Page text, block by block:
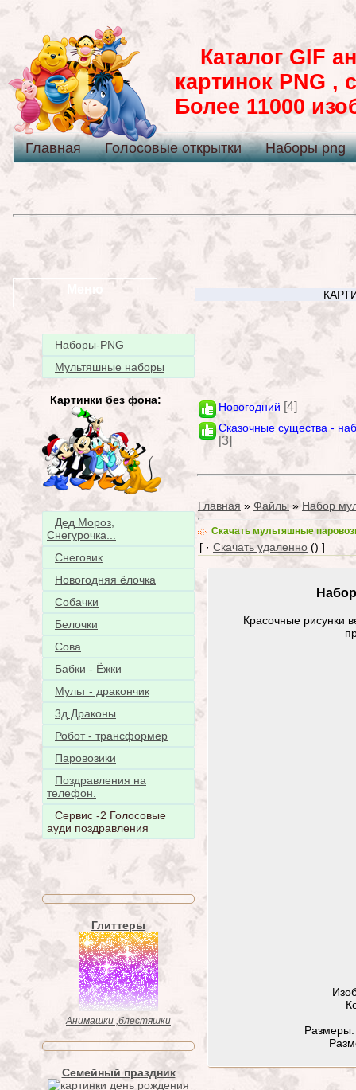
Каталог GIF
картинок PNG ,
Более 11000
Главная Голосовые открытки Наборы png
Наборы-PNG
Мультяшные наборы
Картинки без фона:
Дед Мороз,
Снегурочка...
Снеговик
Новогодняя ёлочка
Собачки
Белочки
Сова
Бабки - Ёжки
Мульт - дракончик
3д Драконы
Робот - трансформер
Паровозики
Поздравления на
телефон.
Сервис -2 Голосовые
ауди поздравления
Глиттеры
Анимашки ,блестяшки
Семейный праздник
Новогодний [4]
Сказочные существа -
[3]
Главная » Файлы » Набор
Скачать мультяшные
[ · Скачать удаленно () ]
Красочные рисунки